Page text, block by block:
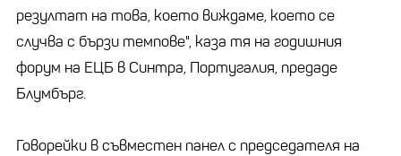
резултат на това, което виждаме, което се
случва с бързи темпове", каза тя на годишния
форум на ЕЦБ в Синтра, Португалия, предаде
Блумбърг.
Говорейки в съвместен панел с председателя на